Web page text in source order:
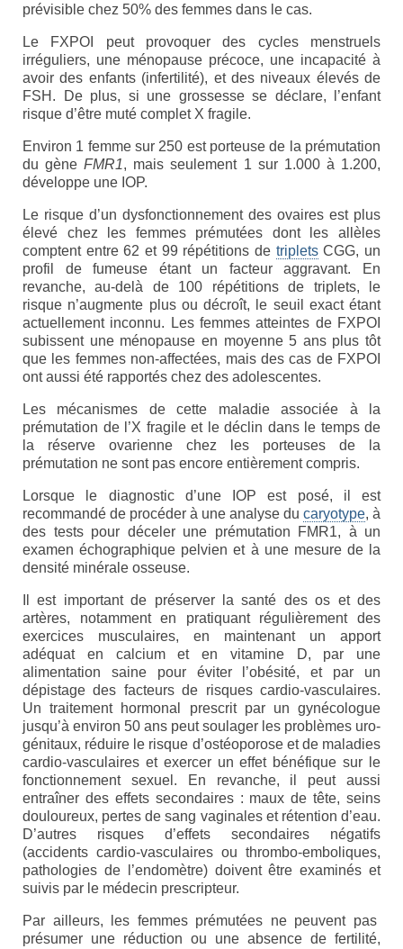
Mission et objectifs
Organisation
Le Conseil d’Administration
Le Conseil scientifique
Etre membre
L’X presse
Nos revendications
Espace Parents
Quand il n’y a pas de diagnostic
A l’annonce du handicap
Parentalité et handicap
Quand nous ne serons plus là
Les formalités administratives
Trouver de l’aide
Eduquer notre enfant
Défendre ses droits
Veiller à sa santé
Lui trouver des activités de loisir
Lui trouver des activités de jour
Lui trouver un hébergement
Espace Entourage
Espace Professionnels
Première ligne
Médecins
Paramédicaux
prévisible chez 50% des femmes dans le cas.
Le FXPOI peut provoquer des cycles menstruels
irréguliers, une ménopause précoce, une incapacité à
avoir des enfants (infertilité), et des niveaux élevés de
FSH. De plus, si une grossesse se déclare, l’enfant
risque d’être muté complet X fragile.
Environ 1 femme sur 250 est porteuse de la prémutation
du gèneFMR1, mais seulement 1 sur 1.000 à 1.200,
développe une IOP.
Le risque d’un dysfonctionnement des ovaires est plus
élevé chez les femmes prémutées dont les allèles
comptent entre 62 et 99 répétitions de tripletsCGG, un
profil de fumeuse étant un facteur aggravant. En
revanche, au-delà de 100 répétitions de triplets, le
risque n’augmente plus ou décroît, le seuil exact étant
actuellement inconnu. Les femmes atteintes de FXPOI
subissent une ménopause en moyenne 5 ans plus tôt
que les femmes non-affectées, mais des cas de FXPOI
ont aussi été rapportés chez des adolescentes.
Les mécanismes de cette maladie associée à la
prémutation de l’X fragile et le déclin dans le temps de
la réserve ovarienne chez les porteuses de la
prémutation ne sont pas encore entièrement compris.
Lorsque le diagnostic d’une IOP est posé, il est
recommandé de procéder à une analyse du caryotype, à
des tests pour déceler une prémutation FMR1, à un
examen échographique pelvien et à une mesure de la
densité minérale osseuse.
Il est important de préserver la santé des os et des
artères, notamment en pratiquant régulièrement des
exercices musculaires, en maintenant un apport
adéquat en calcium et en vitamine D, par une
alimentation saine pour éviter l’obésité, et par un
dépistage des facteurs de risques cardio-vasculaires.
Un traitement hormonal prescrit par un gynécologue
jusqu’à environ 50 ans peut soulager les problèmes uro-
génitaux, réduire le risque d’ostéoporose et de maladies
cardio-vasculaires et exercer un effet bénéfique sur le
fonctionnement sexuel. En revanche, il peut aussi
entraîner des effets secondaires : maux de tête, seins
douloureux, pertes de sang vaginales et rétention d’eau.
D’autres risques d’effets secondaires négatifs
(accidents cardio-vasculaires ou thrombo-emboliques,
pathologies de l’endomètre) doivent être examinés et
suivis par le médecin prescripteur.
Par ailleurs, les femmes prémutées ne peuvent pas
présumer une réduction ou une absence de fertilité,